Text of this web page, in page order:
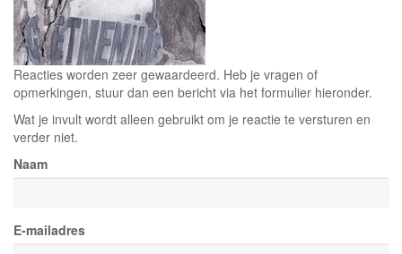
Reacties worden zeer gewaardeerd. Heb je vragen of
opmerkingen, stuur dan een bericht via het formulier hieronder.
Wat je invult wordt alleen gebruikt om je reactie te versturen en
verder niet.
Naam
E-mailadres